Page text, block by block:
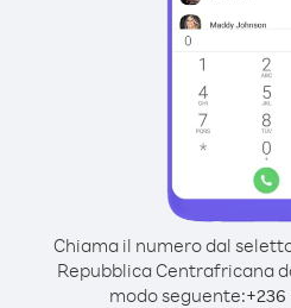
Chiama il numero dal
Repubblica Centrafricana
modo seguente:+236